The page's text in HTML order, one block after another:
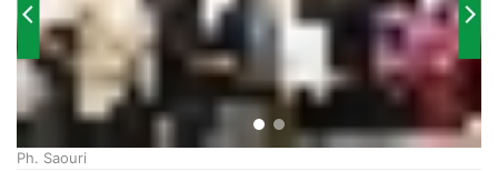
Ph. Saouri